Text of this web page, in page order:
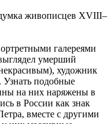
живописцев XVIII–
галереями
умерший
художник
Узнать подобные
на них наряжены в
в России как знак
вместе с другими